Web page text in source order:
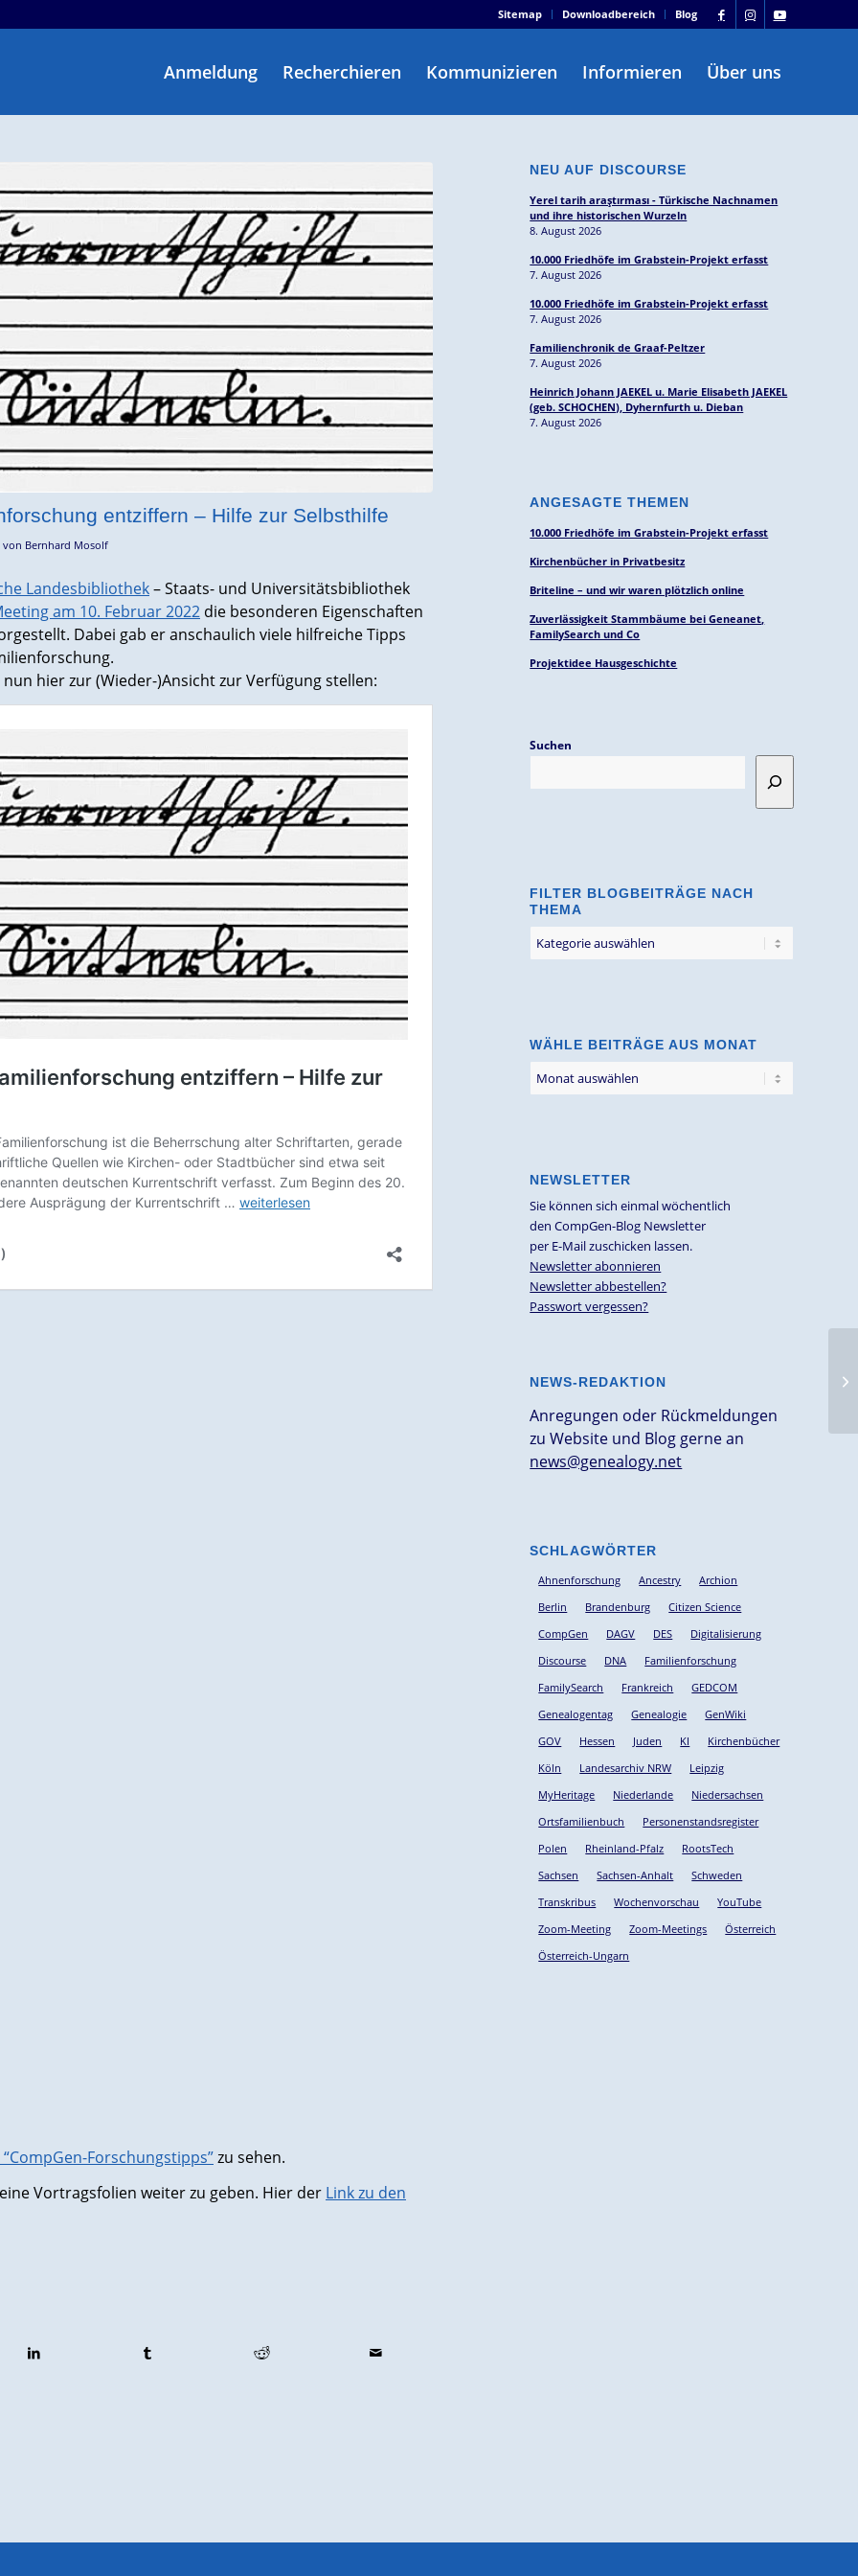
Sitemap Downloadbereich Blog
Anmeldung Recherchieren Kommunizieren Informieren Über uns
entziffern – Hilfe zur Selbsthilfe
von Bernhard Mosolf
Landesbibliothek– Staats- und Universitätsbibliothek
am 10. Februar 2022 die besonderen Eigenschaften
Dabei gab er anschaulich viele hilfreiche Tipps
hier zur (Wieder-)Ansicht zur Verfügung stellen:
Forschungstipps”zu sehen.
Vortragsfolien weiter zu geben. Hier der Link zu den
NEU AUF DISCOURSE
Yerel tarih araştırması - Türkische Nachnamen
und ihre historischen Wurzeln
8. August 2026
10.000 Friedhöfe im Grabstein-Projekt erfasst
7. August 2026
10.000 Friedhöfe im Grabstein-Projekt erfasst
7. August 2026
Familienchronik de Graaf-Peltzer
7. August 2026
Heinrich Johann JAEKEL u. Marie Elisabeth JAEKEL
(geb. SCHOCHEN), Dyhernfurth u. Dieban
7. August 2026
ANGESAGTE THEMEN
10.000 Friedhöfe im Grabstein-Projekt erfasst
Kirchenbücher in Privatbesitz
Briteline – und wir waren plötzlich online
Zuverlässigkeit Stammbäume bei Geneanet,
FamilySearch und Co
Projektidee Hausgeschichte
Suchen
FILTER BLOGBEITRÄGE NACH
THEMA
Blogbeiträge
WÄHLE BEITRÄGE AUS MONAT
NEWSLETTER
Sie können sich einmal wöchentlich
den CompGen-Blog Newsletter
per E-Mail zuschicken lassen.
Newsletter abonnieren
Newsletter abbestellen?
Passwort vergessen?
NEWS-REDAKTION
Anregungen oder Rückmeldungen
zu Website und Blog gerne an
news@genealogy.net
SCHLAGWÖRTER
Ahnenforschung Ancestry
Archion
Berlin
Brandenburg
Citizen Science
CompGen
DAGV DES
Digitalisierung
Discourse
DNA
Familienforschung
FamilySearch
Frankreich
GEDCOM
Genealogentag
Genealogie
GenWiki
GOV
Hessen Juden KI
Kirchenbücher
Köln
Landesarchiv NRW
Leipzig
MyHeritage
Niederlande
Niedersachsen
Ortsfamilienbuch
Personenstandsregister
Polen
Rheinland-Pfalz
RootsTech
Sachsen
Sachsen-Anhalt
Schweden
Transkribus
Wochenvorschau
YouTube
Zoom-Meeting
Zoom-Meetings
Österreich
Österreich-Ungarn